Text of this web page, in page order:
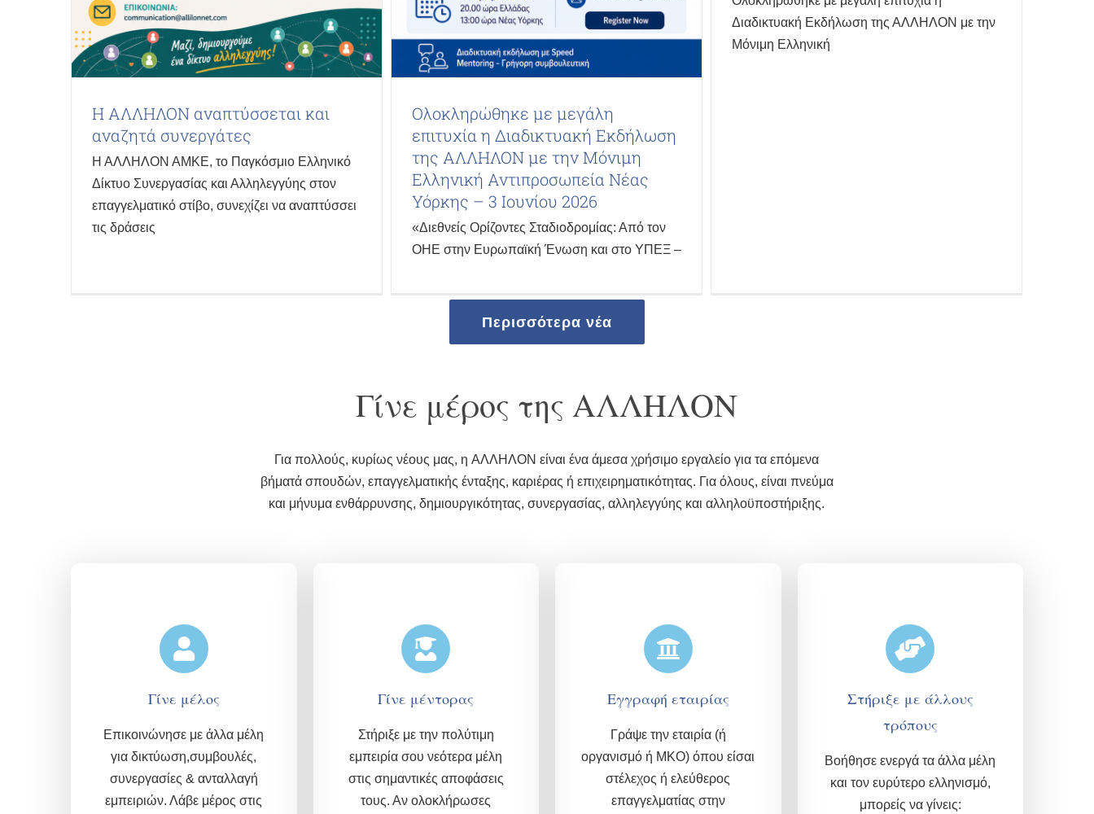
Η ΑΛΛΗΛΟΝ αναπτύσσεται και
αναζητά συνεργάτες
Η ΑΛΛΗΛΟΝ ΑΜΚΕ, το Παγκόσμιο Ελληνικό
Δίκτυο Συνεργασίας και Αλληλεγγύης στον
επαγγελματικό στίβο, συνεχίζει να αναπτύσσει
τις δράσεις
Ολοκληρώθηκε με μεγάλη
επιτυχία η Διαδικτυακή Εκδήλωση
της ΑΛΛΗΛΟΝ με την Μόνιμη
Ελληνική Αντιπροσωπεία Νέας
Υόρκης – 3 Ιουνίου 2026
«Διεθνείς Ορίζοντες Σταδιοδρομίας: Από τον
ΟΗΕ στην Ευρωπαϊκή Ένωση και στο ΥΠΕΞ –
Διαδικτυακή Εκδήλωση της ΑΛΛΗΛΟΝ με την
Μόνιμη Ελληνική
Περισσότερα νέα
Γίνε μέρος της ΑΛΛΗΛΟΝ
Για πολλούς, κυρίως νέους μας, η AΛΛΗΛΟΝ είναι ένα άμεσα χρήσιμο εργαλείο για τα επόμενα
βήματά σπουδών, επαγγελματικής ένταξης, καριέρας ή επιχειρηματικότητας. Για όλους, είναι πνεύμα
και μήνυμα ενθάρρυνσης, δημιουργικότητας, συνεργασίας, αλληλεγγύης και αλληλοϋποστήριξης.
Γίνε μέλος
Επικοινώνησε με άλλα μέλη
για δικτύωση,συμβουλές,
συνεργασίες & ανταλλαγή
εμπειριών.Λάβε μέρος στις
Γίνε μέντορας
Στήριξε με την πολύτιμη
εμπειρία σου νεότερα μέλη
στις σημαντικές αποφάσεις
τους. Αν ολοκλήρωσες
Εγγραφή εταιρίας
Γράψε την εταιρία (ή
οργανισμό ή ΜΚΟ) όπου είσαι
στέλεχος ή ελεύθερος
επαγγελματίας στην
Στήριξε με άλλους
τρόπους
Βοήθησε ενεργά τα άλλα μέλη
και τον ευρύτερο ελληνισμό,
μπορείς να γίνεις: